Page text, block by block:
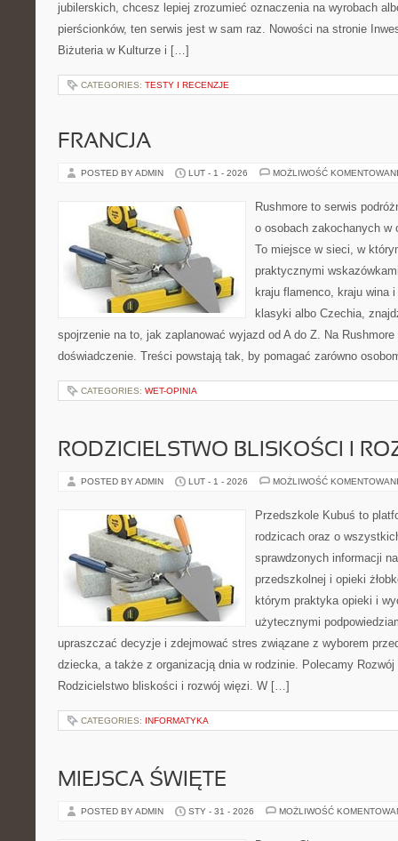
jubilerskich, chcesz lepiej zrozumieć oznaczenia na wyrobach
pierścionków, ten serwis jest w sam raz. Nowości na stronie
Biżuteria w Kulturze i […]
CATEGORIES: TESTY I RECENZJE
FRANCJA
POSTED BY ADMIN LUT - 1 - 2026 MOŻLIWOŚĆ
Rushmore to serwis
o osobach zakochanych w
To miejsce w sieci, w
praktycznymi
kraju flamenco, kraju wina
klasyki albo Czechia,
spojrzenie na to, jak zaplanować wyjazd od A do Z. Na
doświadczenie. Treści powstają tak, by pomagać zarówno
CATEGORIES: WET-OPINIA
RODZICIELSTWO BLISKOŚCI I
POSTED BY ADMIN LUT - 1 - 2026 MOŻLIWOŚĆ
Przedszkole Kubuś to
rodzicach oraz o
sprawdzonych informacji
przedszkolnej i opieki
którym praktyka opieki i
użytecznymi
upraszczać decyzje i zdejmować stres związane z wyborem
dziecka, a także z organizacją dnia w rodzinie. Polecamy
Rodzicielstwo bliskości i rozwój więzi. W […]
CATEGORIES: INFORMATYKA
MIEJSCA ŚWIĘTE
POSTED BY ADMIN STY - 31 - 2026 MOŻLIWOŚĆ